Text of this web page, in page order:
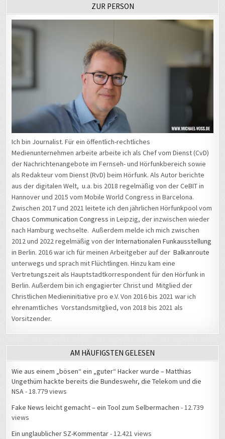
ZUR PERSON
Ich bin Journalist. Für ein öffentlich-rechtliches
Medienunternehmen arbeite arbeite ich als Chef vom Dienst (CvD)
der Nachrichtenangebote im Fernseh- und Hörfunkbereich sowie
als Redakteur vom Dienst (RvD) beim Hörfunk. Als Autor berichte
aus der digitalen Welt, u.a. bis 2018 regelmäßig von der CeBIT in
Hannover und 2015 vom Mobile World Congress in Barcelona.
Zwischen 2017 und 2021 leitete ich den jährlichen Hörfunkpool vom
Chaos Communication Congress in Leipzig, der inzwischen wieder
nach Hamburg wechselte. Außerdem melde ich mich zwischen
2012 und 2022 regelmäßig von derInternationalen Funkausstellung
in Berlin. 2016 war ich für meinen Arbeitgeber auf derBalkanroute
unterwegs und sprach mit Flüchtlingen. Hinzu kam eine
Vertretungszeit als Hauptstadtkorrespondent für den Hörfunk in
Berlin. Außerdem bin ich engagierter Christ und Mitglied der
Christlichen Medieninitiative pro e.V. Von 2016 bis 2021 war ich
ehrenamtliches Vorstandsmitglied, von 2018 bis 2021 als
Vorsitzender.
AM HÄUFIGSTEN GELESEN
Wie aus einem „bösen“ ein „guter“ Hacker wurde – Matthias
Ungethüm hackte bereits die Bundeswehr, die Telekom und die
NSA- 18.779 views
Fake News leicht gemacht – ein Tool zum Selbermachen - 12.739
views
Ein unglaublicher SZ-Kommentar- 12.421 views